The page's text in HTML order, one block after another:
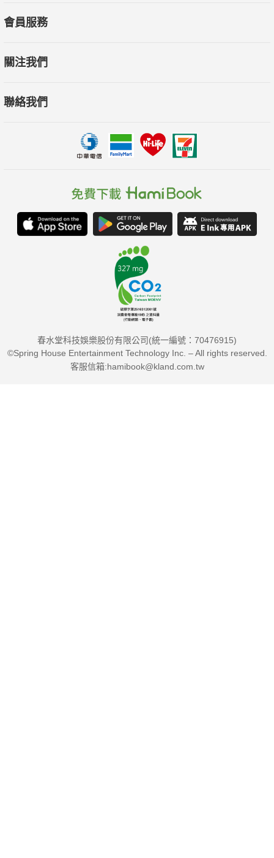
會員服務
關注我們
聯絡我們
春水堂科技娛樂股份有限公司(統一編號：70476915)
©Spring House Entertainment Technology Inc. – All rights reserved.
客服信箱:hamibook@kland.com.tw